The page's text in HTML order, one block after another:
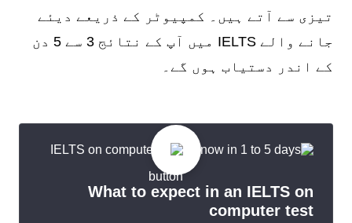
تیزی سے آتے ہیں۔ کمپیوٹر کے ذریعے دیئے
جانے والے IELTS میں آپ کے نتائج 3 سے 5 دن
کے اندر دستیاب ہوں گے۔
What to expect in an IELTS on
computer test